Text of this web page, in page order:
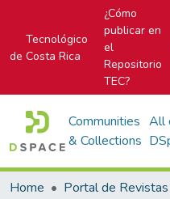
Tecnológico
de Costa Rica
¿Cómo
publicar en
el
Repositorio
TEC?
Communities
& Collections
All
Home